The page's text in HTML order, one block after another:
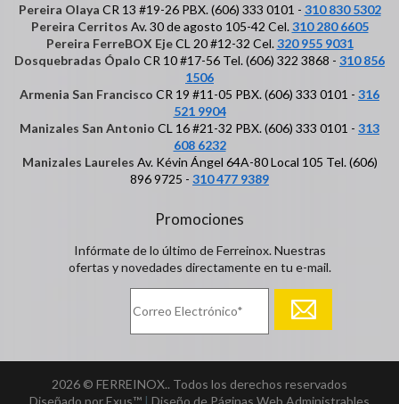
Pereira Olaya CR 13 #19-26 PBX. (606) 333 0101 - 310 830 5302
Pereira Cerritos Av. 30 de agosto 105-42 Cel.310 280 6605
Pereira FerreBOX EjeCL 20 #12-32 Cel.320 955 9031
Dosquebradas Ópalo CR 10 #17-56 Tel. (606) 322 3868 - 310 856
1506
Armenia San Francisco CR 19 #11-05 PBX. (606) 333 0101 - 316
521 9904
Manizales San Antonio CL 16 #21-32 PBX. (606) 333 0101 - 313
608 6232
Manizales Laureles Av. Kévin Ángel 64A-80 Local 105 Tel. (606)
896 9725 - 310 477 9389
Promociones
Infórmate de lo último de Ferreinox. Nuestras
ofertas y novedades directamente en tu e-mail.
2026 © FERREINOX.. Todos los derechos reservados
Diseñado por Exus™ | Diseño de Páginas Web Administrables